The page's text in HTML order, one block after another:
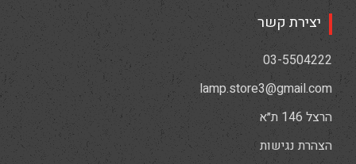
יצירת קשר
03-5504222
lamp.store3@gmail.com
הרצל 146 ת״א
הצהרת נגישות